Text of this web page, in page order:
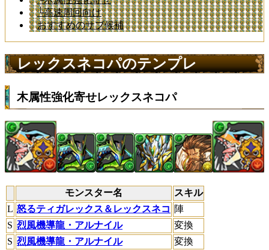
└高速周回向け
おすすめのサブ候補
レックスネコパのテンプレ
木属性強化寄せレックスネコパ
モンスター名
スキル
L 怒るティガレックス＆レックスネコ 陣
S 烈風機導龍・アルナイル
変換
S 烈風機導龍・アルナイル 変換